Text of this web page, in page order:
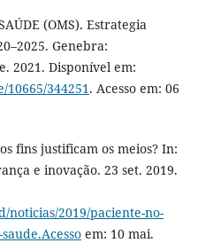
(OMS). Estrategia
Genebra:
2021. Disponível em:
344251. Acesso em: 06
fins justificam os meios? In:
e inovação. 23 set. 2019.
2019/paciente-no-
em: 10 mai.